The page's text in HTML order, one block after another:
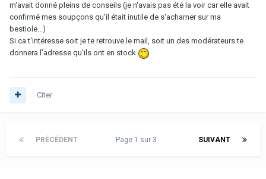
m'avait donné pleins de conseils (je n'avais pas été la voir car elle avait
confirmé mes soupçons qu'il était inutile de s'acharner sur ma
bestiole...)
Si ca t'intéresse soit je te retrouve le mail, soit un des modérateurs te
donnera l'adresse qu'ils ont en stock
Citer
PRÉCÉDENT SUIVANT
Page 1 sur 3